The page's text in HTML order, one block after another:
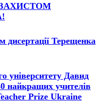
дисертації Терещенка
університету Давид
найкращих учителів
Prize Ukraine